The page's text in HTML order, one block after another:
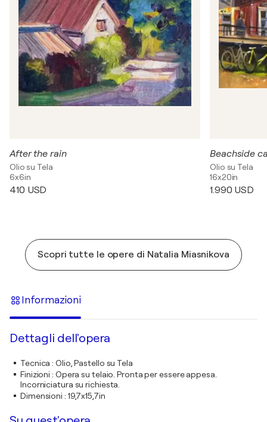
After the rain
Olio su Tela
6x6in
410 USD
Beachside
Olio su Tela
16x20in
1.990 USD
Scopri tutte le opere di Natalia Miasnikova
Informazioni
Dettagli dell'opera
Tecnica :Olio, Pastello su Tela
Finizioni : Opera su telaio. Pronta per essere appesa.
Incorniciatura su richiesta.
Dimensioni : 19,7x15,7in